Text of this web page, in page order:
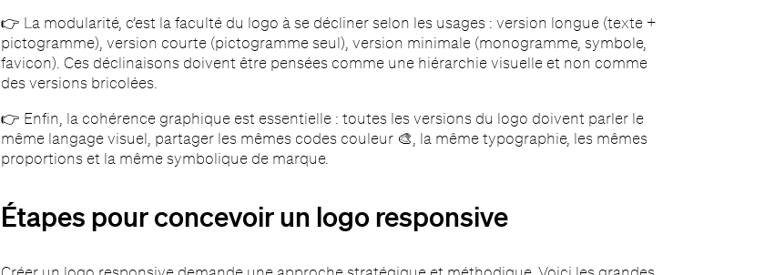
👉 La modularité, c’est la faculté du logo à se décliner selon les usages : version longue (texte +
pictogramme), version courte (pictogramme seul), version minimale (monogramme, symbole,
favicon). Ces déclinaisons doivent être pensées comme une hiérarchie visuelle et non comme
des versions bricolées.
👉 Enfin, la cohérence graphique est essentielle : toutes les versions du logo doivent parler le
même langage visuel, partager les mêmes codes couleur 🎨, la même typographie, les mêmes
proportions et la même symbolique de marque.
Étapes pour concevoir un logo responsive